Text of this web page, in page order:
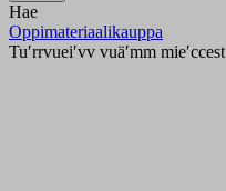
Hae
Oppimateriaalikauppa
Tuʹrrvueiʹvv vuäʹmm mieʹccest